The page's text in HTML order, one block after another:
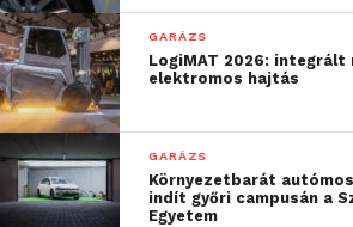
GARÁZS
LogiMAT 2026: integrált
elektromos hajtás
GARÁZS
Környezetbarát
indít győri campusán a
Egyetem